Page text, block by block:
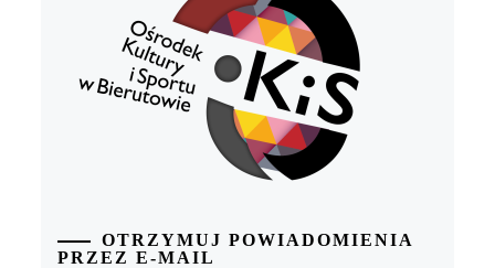
OTRZYMUJ POWIADOMIENIA
PRZEZ E-MAIL